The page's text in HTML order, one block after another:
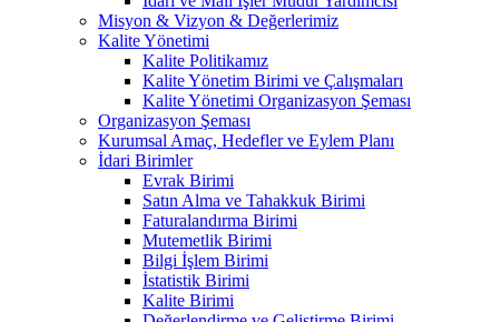
Misyon & Vizyon & Değerlerimiz
Kalite Yönetimi
Kalite Politikamız
Kalite Yönetim Birimi ve Çalışmaları
Kalite Yönetimi Organizasyon Şeması
Organizasyon Şeması
Kurumsal Amaç, Hedefler ve Eylem Planı
İdari Birimler
Evrak Birimi
Satın Alma ve Tahakkuk Birimi
Faturalandırma Birimi
Mutemetlik Birimi
Bilgi İşlem Birimi
İstatistik Birimi
Kalite Birimi